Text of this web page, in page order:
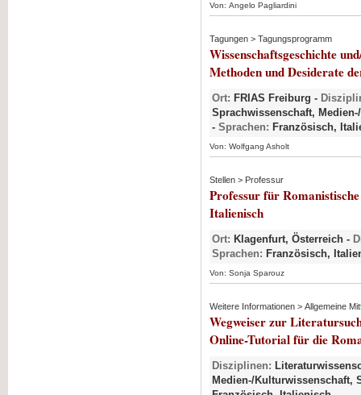
Von: Angelo Pagliardini
Tagungen > Tagungsprogramm
Wissenschaftsgeschichte
Methoden und Desiderate
Ort: FRIAS Freiburg -
Sprachwissenschaft,
- Sprachen: Französisch,
Von: Wolfgang Asholt
Stellen > Professur
Professur für
Italienisch
Ort: Klagenfurt, Österreich -
Sprachen: Französisch,
Von: Sonja Sparouz
Weitere Informationen > Allgemeine
Wegweiser zur
Online-Tutorial für die
Disziplinen:
Medien-/Kulturwissenschaft,